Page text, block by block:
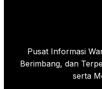
Pusat Informasi
Berimbang, dan
serta